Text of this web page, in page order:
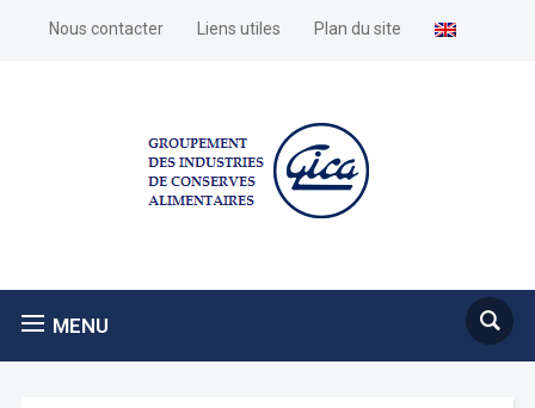
Nous contacter Liens utiles Plan du site
MENU